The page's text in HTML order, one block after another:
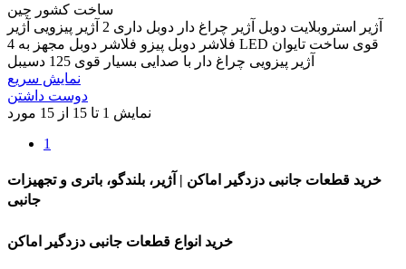
ساخت کشور چین
آژیر استروبلایت دوبل آژیر چراغ دار دوبل داری 2 آژیر پیزویی آژیر
فلاشر دوبل پیزو فلاشر دوبل مجهز به 4 LED قوی ساخت تایوان
آژیر پیزویی چراغ دار با صدایی بسیار قوی 125 دسیبل
نمایش سریع
دوست داشتن
نمایش 1 تا 15 از 15 مورد
1
خرید قطعات جانبی دزدگیر اماکن | آژیر، بلندگو، باتری و تجهیزات
جانبی
خرید انواع قطعات جانبی دزدگیر اماکن